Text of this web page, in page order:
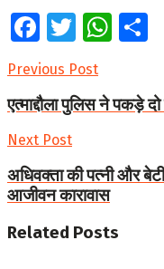
Facebook
Twitter
Previous Post
एत्माद्दौला पुलिस ने पकड़े
Next Post
अधिवक्ता की पत्नी और
आजीवन कारावास
Related Posts